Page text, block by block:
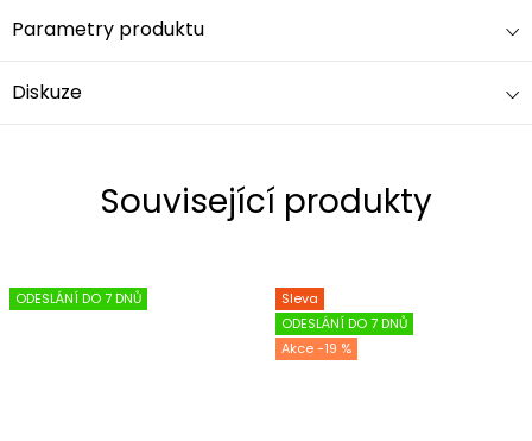
Parametry produktu
Diskuze
Související produkty
ODESLÁNÍ DO 7 DNŮ
Sleva
ODESLÁNÍ DO 7 DNŮ
-19 %